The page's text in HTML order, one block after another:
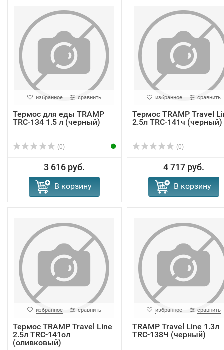
избранное сравнить
Термос для еды TRAMP
TRC-134 1.5 л (черный)
(0)
3 616 руб.
В корзину
избранное сравнить
Термос TRAMP Travel
2.5л TRC-141ч (черный)
(0)
4 717 руб.
В корзину
избранное сравнить
Термос TRAMP Travel Line
2.5л TRC-141ол
(оливковый)
избранное сравнить
TRAMP Travel Line 1.3л
TRC-138Ч (черный)